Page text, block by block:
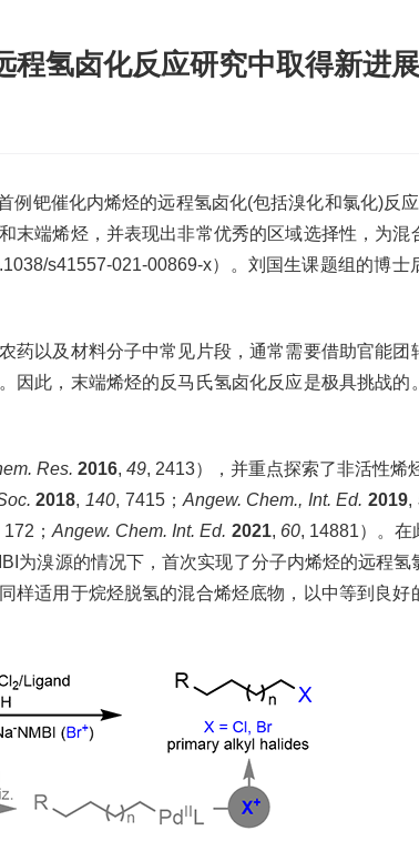
程氢卤化反应研究中取得新进展
催化内烯烃的远程氢卤化(包括溴化和氯化)反
端烯烃，并表现出非常优秀的区域选择性，为
s41557-021-00869-x）。刘国生课题组的博
以及材料分子中常见片段，通常需要借助官能团
此，末端烯烃的反马氏氢卤化反应是极具挑战
Res. 2016, 49, 2413），并重点探索了非活性烯
2018, 140, 7415； Angew. Chem., Int. Ed. 2019,
172；Angew. Chem. Int. Ed. 2021, 60, 14881）。在
溴源的情况下，首次实现了分子内烯烃的远程
适用于烷烃脱氢的混合烯烃底物，以中等到良好